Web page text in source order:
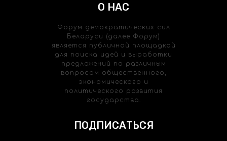
О НАС
Форум демократических сил
Беларуси (далее Форум)
является публичной площадкой
для поиска идей и выработки
предложений по различным
вопросам общественного,
экономического и
политического развития
государства.
ПОДПИСАТЬСЯ